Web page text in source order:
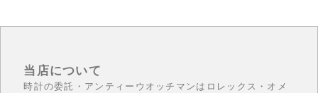
当店について
時計の委託・アンティーウオッチマンはロレックス・オメ